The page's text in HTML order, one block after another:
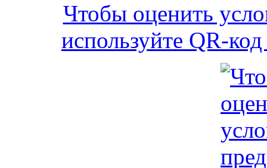
Чтобы оценить
используйте QR-